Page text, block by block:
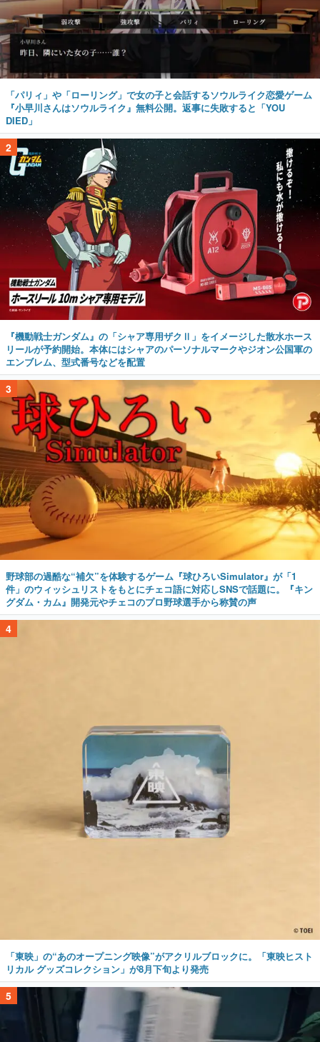
「パリィ」や「ローリング」で女の子と会話するソウルライク恋愛ゲーム
『小早川さんはソウルライク』無料公開。返事に失敗すると「YOU
DIED」
2
『機動戦士ガンダム』の「シャア専用ザクⅡ」をイメージした散水ホース
リールが予約開始。本体にはシャアのパーソナルマークやジオン公国軍の
エンブレム、型式番号などを配置
3
野球部の過酷な“補欠”を体験するゲーム『球ひろいSimulator』が「1
件」のウィッシュリストをもとにチェコ語に対応しSNSで話題に。『キン
グダム・カム』開発元やチェコのプロ野球選手から称賛の声
4
「東映」の“あのオープニング映像”がアクリルブロックに。「東映ヒスト
リカル グッズコレクション」が8月下旬より発売
5